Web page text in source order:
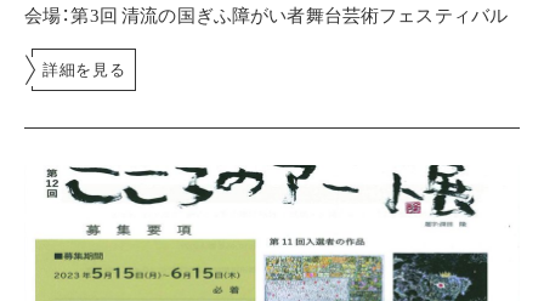
会場：第3回 清流の国ぎふ障がい者舞台芸術フェスティバル
詳細を見る